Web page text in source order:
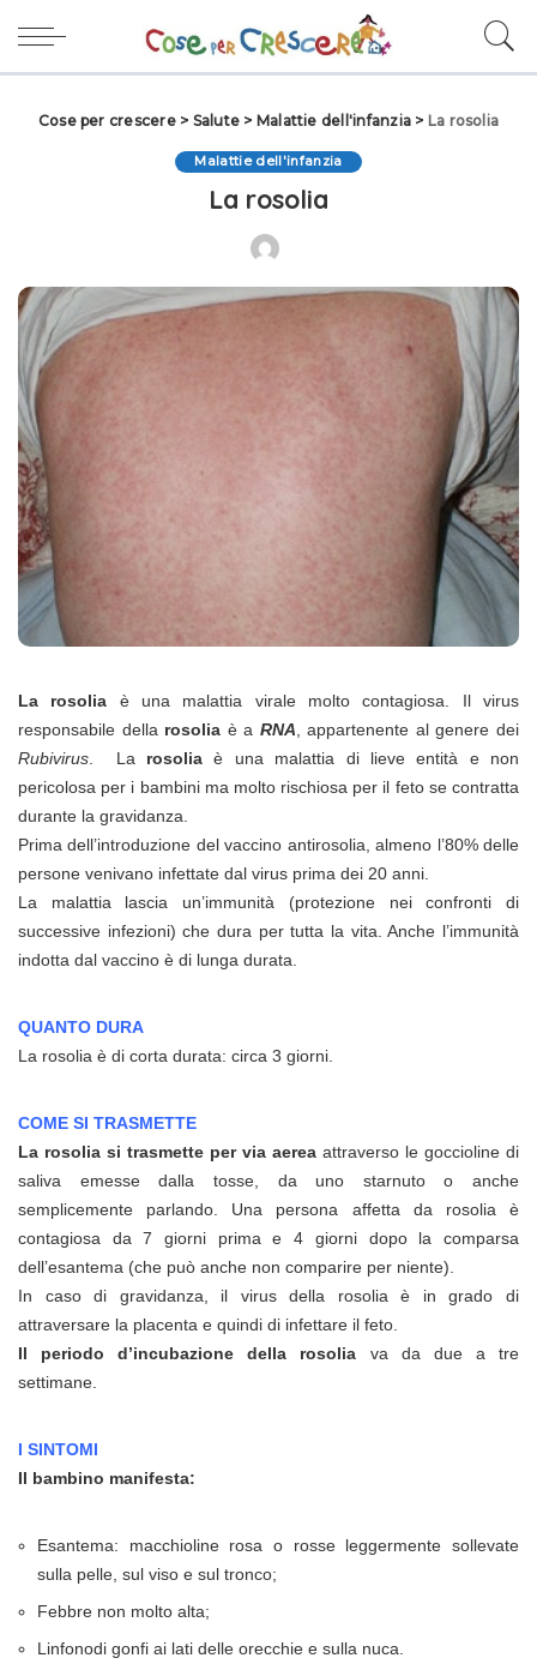
Cose per crescere> Salute > Malattie dell'infanzia > La rosolia
Malattie dell'infanzia
La rosolia
La rosolia è una malattia virale molto contagiosa. Il virus
responsabile della rosolia è a RNA , appartenente al genere dei
Rubivirus . La rosolia è una malattia di lieve entità e non
pericolosa per i bambini ma molto rischiosa per il feto se contratta
durante la gravidanza.
Prima dell’introduzione del vaccino antirosolia, almeno l’80% delle
persone venivano infettate dal virus prima dei 20 anni.
La malattia lascia un’immunità (protezione nei confronti di
successive infezioni) che dura per tutta la vita. Anche l’immunità
indotta dal vaccino è di lunga durata.
QUANTO DURA
La rosolia è di corta durata: circa 3 giorni.
COME SI TRASMETTE
La rosolia si trasmette per via aerea attraverso le goccioline di
saliva emesse dalla tosse, da uno starnuto o anche
semplicemente parlando. Una persona affetta da rosolia è
contagiosa da 7 giorni prima e 4 giorni dopo la comparsa
dell’esantema (che può anche non comparire per niente).
In caso di gravidanza, il virus della rosolia è in grado di
attraversare la placenta e quindi di infettare il feto.
Il periodo d’incubazione della rosolia va da due a tre
settimane.
I SINTOMI
Il bambino manifesta:
Esantema: macchioline rosa o rosse leggermente sollevate
sulla pelle, sul viso e sul tronco;
Febbre non molto alta;
Linfonodi gonfi ai lati delle orecchie e sulla nuca.